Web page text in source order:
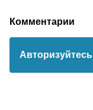
Комментарии
Авторизуйтесь